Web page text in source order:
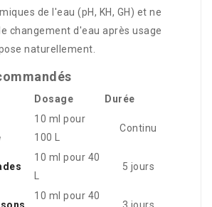
de l'eau (pH, KH, GH) et ne
changement d'eau après usage
naturellement.
Dosage
Durée
10 ml pour
100 L
Continu
10 ml pour 40
5 jours
10 ml pour 40